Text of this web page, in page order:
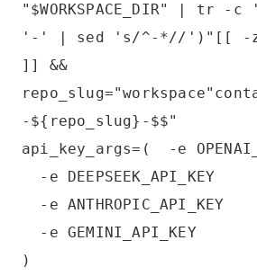
"$WORKSPACE_DIR" | tr -
'-' | sed 's/^-*//')"[[ -z
]] &&
-${repo_slug}-$$"
api_key_args=( -e
-e DEEPSEEK_API_KEY
-e ANTHROPIC_API_KEY
-e GEMINI_API_KEY
)